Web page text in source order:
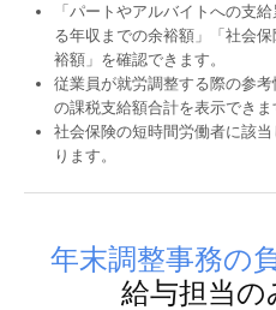
「パートやアルバイトへの支
る年収までの余裕額」「社会
裕額」を確認できます。
従業員が就労調整する際の参
の課税支給額合計を表示できま
社会保険の短時間労働者に該
ります。
年末調整事務の
給与担当